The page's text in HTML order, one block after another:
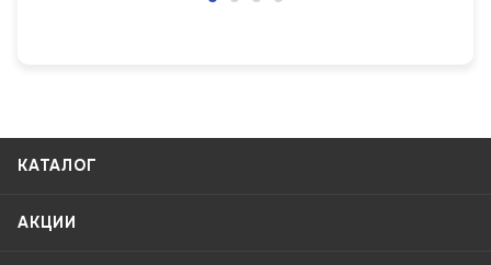
КАТАЛОГ
АКЦИИ